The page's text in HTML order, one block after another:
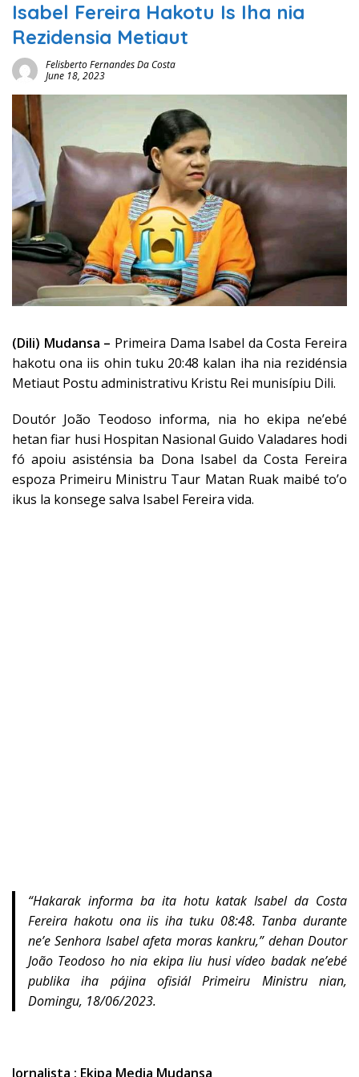
Isabel Fereira Hakotu Is Iha nia
Rezidensia Metiaut
Felisberto Fernandes Da Costa
June 18, 2023
(Dili) Mudansa – Primeira Dama Isabel da Costa Fereira
hakotu ona iis ohin tuku 20:48 kalan iha nia rezidénsia
Metiaut Postu administrativu Kristu Rei munisípiu Dili.
Doutór João Teodoso informa, nia ho ekipa ne’ebé
hetan fiar husi Hospitan Nasional Guido Valadares hodi
fó apoiu asisténsia ba Dona Isabel da Costa Fereira
espoza Primeiru Ministru Taur Matan Ruak maibé to’o
ikus la konsege salva Isabel Fereira vida.
“Hakarak informa ba ita hotu katak Isabel da Costa
Fereira hakotu ona iis iha tuku 08:48. Tanba durante
ne’e Senhora Isabel afeta moras kankru,” dehan Doutor
João Teodoso ho nia ekipa liu husi vídeo badak ne’ebé
publika iha pájina ofisiál Primeiru Ministru nian,
Domingu, 18/06/2023.
Jornalista : Ekipa Media Mudansa